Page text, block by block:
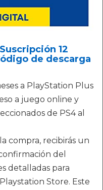
12
de descarga
a PlayStation Plus
a juego online y
de PS4 al
compra, recibirás un
del
detalladas para
Store. Este